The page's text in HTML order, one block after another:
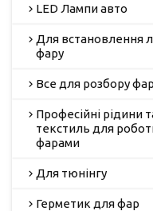
LED Лампи авто
Для встановлення
фару
Все для розбору
Професійні рідини
текстиль для
фарами
Для тюнінгу
Герметик для фар